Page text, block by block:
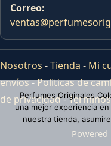
Correo:
Nosotros -Tienda - Mi
envíos-Politicas de
de privacidad-
Perfumes Originales
una mejor experiencia
nuestra tienda,